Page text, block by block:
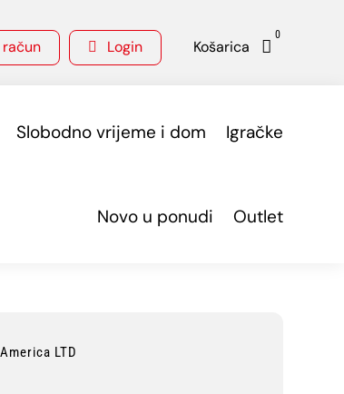
račun  Login Košarica 
0
Slobodno vrijeme i dom Igračke
Novo u ponudi Outlet
LTD